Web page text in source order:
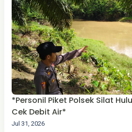
*Personil Piket Polsek Silat
Cek Debit Air*
Jul 31, 2026